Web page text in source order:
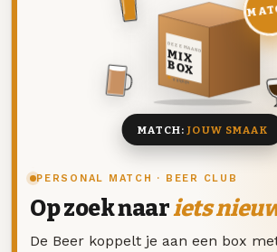
PERSONAL MATCH · BEER CLUB
Op zoek naariets
De Beer koppelt je aan een box
DEZE MAAND
MIX
BOX
8 BIEREN
MATCH:JOUW SMAAK